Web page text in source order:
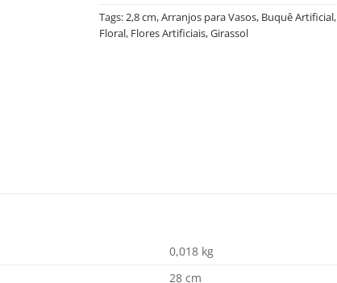
Tags:2,8 cm,Arranjos para Vasos, Buquê Artificial,
Floral, Flores Artificiais,Girassol
0,018 kg
28 cm